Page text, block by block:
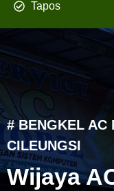
Tapos
# BENGKEL AC
CILEUNGSI
Wijaya